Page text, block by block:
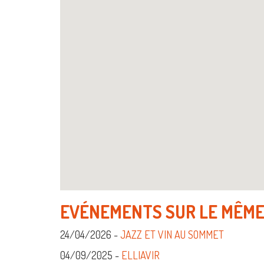
EVÉNEMENTS SUR LE
24/04/2026 - JAZZ ET VIN AU SOMMET
04/09/2025 - ELLIAVIR